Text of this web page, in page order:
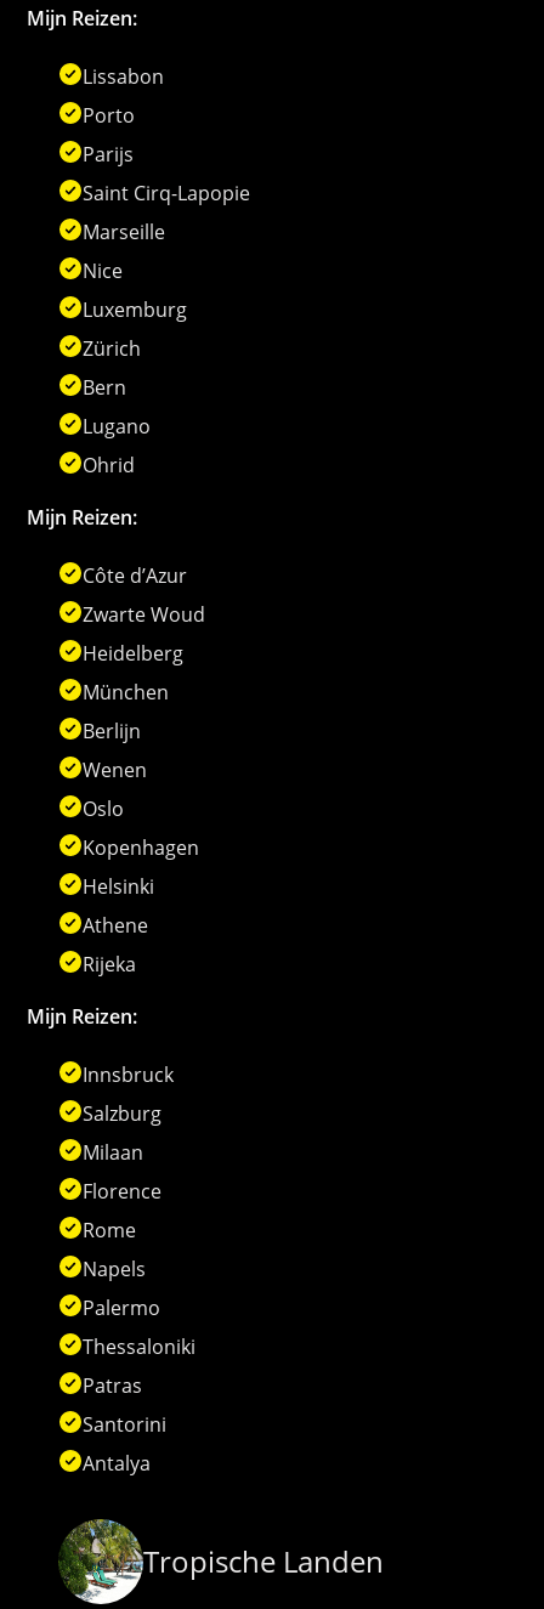
Mijn Reizen:
Lissabon
Porto
Parijs
Saint Cirq-Lapopie
Marseille
Nice
Luxemburg
Zürich
Bern
Lugano
Ohrid
Mijn Reizen:
Côte d’Azur
Zwarte Woud
Heidelberg
München
Berlijn
Wenen
Oslo
Kopenhagen
Helsinki
Athene
Rijeka
Mijn Reizen:
Innsbruck
Salzburg
Milaan
Florence
Rome
Napels
Palermo
Thessaloniki
Patras
Santorini
Antalya
Tropische Landen